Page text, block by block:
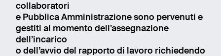
collaboratori
e Pubblica Amministrazione sono pervenuti e
gestiti al momento dell’assegnazione
dell’incarico
o dell’avvio del rapporto di lavoro richiedendo